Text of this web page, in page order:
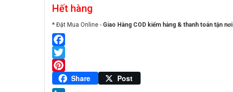
Hết hàng
* Đặt Mua Online - Giao Hàng COD kiểm hàng & thanh toán tận nơi
Facebook
Twitter
Pinterest
Share Post